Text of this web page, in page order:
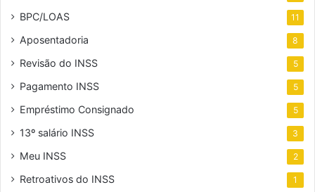
BPC/LOAS 11
Aposentadoria 8
Revisão do INSS 5
Pagamento INSS 5
Empréstimo Consignado 5
13º salário INSS 3
Meu INSS 2
Retroativos do INSS 1